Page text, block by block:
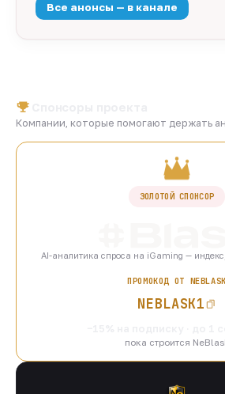
Все анонсы — в канале
Компании, которые помогают держать
ЗОЛОТОЙ СПОНСОР
AI-аналитика спроса на iGaming —
ПРОМОКОД ОТ NEBLASK
NEBLASK1
пока строится